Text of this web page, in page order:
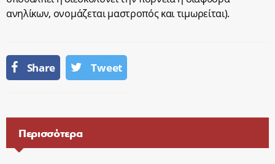
ανηλίκων, ονομάζεται μαστροπός και τιμωρείται).
Share Tweet
Περισσότερα